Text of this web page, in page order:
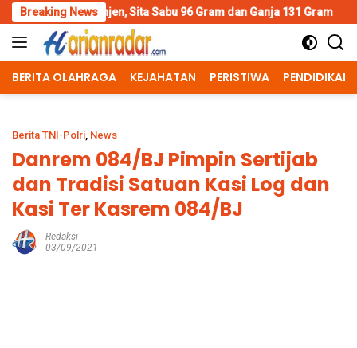
Skip
to
content
Breaking News
Sita Sabu 96 Gram dan Ganja 131 Gram Wujud Polisi
BERITA OLAHRAGA KEJAHATAN PERISTIWA PENDIDIKAN
Berita TNI-Polri, News
Danrem 084/BJ Pimpin Sertijab
dan Tradisi Satuan Kasi Log dan
Kasi Ter Kasrem 084/BJ
Redaksi
03/09/2021